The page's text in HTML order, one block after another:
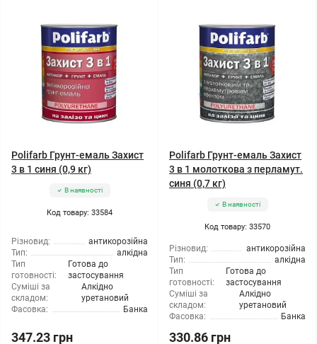
Polifarb Грунт-емаль Захист
3 в 1 синя (0,9 кг)
В наявності
Код товару: 33584
Різновид:
антикорозійна
Тип:
алкідна
Тип
готовності:
Готова до
застосування
Суміші за
складом:
Алкідно
уретановий
Фасовка:
Банка
347.23 грн
Polifarb Грунт-емаль Захист
3 в 1 молоткова з перламут.
синя (0,7 кг)
В наявності
Код товару: 33570
Різновид:
антикорозійна
Тип:
алкідна
Тип
готовності:
Готова до
застосування
Суміші за
складом:
Алкідно
уретановий
Фасовка:
Банка
330.86 грн